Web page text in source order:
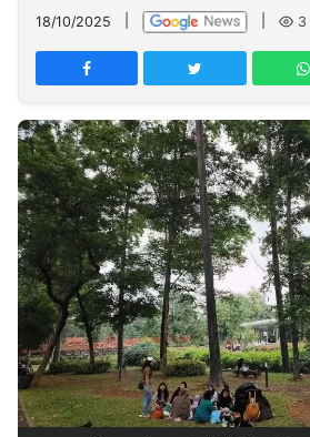
Network
PT
TREETAN
INDONESIA
Partner
Insight
NTB
Suara
Time
Lens
IDN
Daily
Jogja
Jalan
Rakyat
Idealita
News
Kita
Notice
Dinamikapost.com
Radar
Baru
Seedbacklink
Follow
Kabarbaru
18/10/2025 3